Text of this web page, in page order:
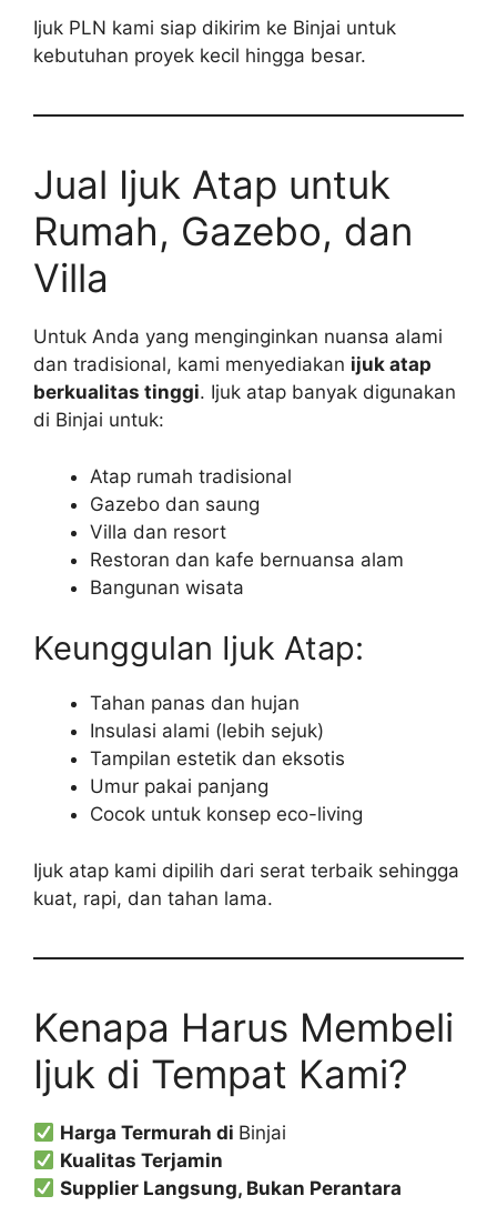
Ijuk PLN kami siap dikirim ke Binjai untuk
kebutuhan proyek kecil hingga besar.
Jual Ijuk Atap untuk
Rumah, Gazebo, dan
Villa
Untuk Anda yang menginginkan nuansa alami
dan tradisional, kami menyediakan ijuk atap
berkualitas tinggi. Ijuk atap banyak digunakan
di Binjai untuk:
Atap rumah tradisional
Gazebo dan saung
Villa dan resort
Restoran dan kafe bernuansa alam
Bangunan wisata
Keunggulan Ijuk Atap:
Tahan panas dan hujan
Insulasi alami (lebih sejuk)
Tampilan estetik dan eksotis
Umur pakai panjang
Cocok untuk konsep eco-living
Ijuk atap kami dipilih dari serat terbaik sehingga
kuat, rapi, dan tahan lama.
Kenapa Harus Membeli
Ijuk di Tempat Kami?
Harga Termurah di Binjai
Kualitas Terjamin
Supplier Langsung, Bukan Perantara